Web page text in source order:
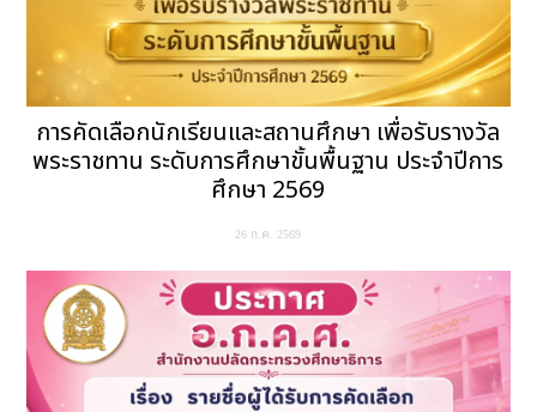
การคัดเลือกนักเรียนและสถานศึกษา เพื่อรับรางวัล
พระราชทาน ระดับการศึกษาขั้นพื้นฐาน ประจำปีการ
ศึกษา 2569
26 ก.ค. 2569